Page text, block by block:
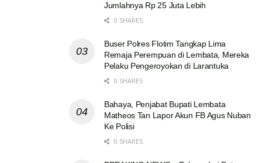
Jumlahnya Rp 25 Juta Lebih
0 SHARES
Buser Polres Flotim Tangkap Lima
Remaja Perempuan di Lembata, Mereka
Pelaku Pengeroyokan di Larantuka
0 SHARES
Bahaya, Penjabat Bupati Lembata
Matheos Tan Lapor Akun FB Agus Nuban
Ke Polisi
0 SHARES